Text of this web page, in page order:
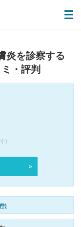
炎を診察する
ミ・評判
)
)